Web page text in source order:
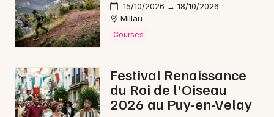
Fête de la musique en Lozère
Fête de la musique en Languedoc-Roussillon
Fête de la musique en Occitanie
15/10/2026 → 18/10/2026
Millau
Courses
Festival Renaissance
du Roi de l'Oiseau
2026 au Puy-en-Velay